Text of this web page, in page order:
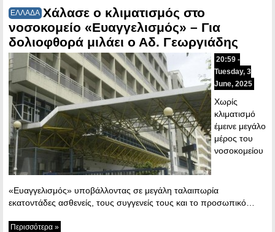
ΕΛΛΑΔΑ Χάλασε ο κλιματισμός στο
νοσοκομείο «Ευαγγελισμός» – Για
δολιοφθορά μιλάει ο Αδ. Γεωργιάδης
20:59 -
Tuesday, 3
June, 2025
Χωρίς
κλιματισμό
έμεινε μεγάλο
μέρος του
νοσοκομείου
«Ευαγγελισμός» υποβάλλοντας σε μεγάλη ταλαιπωρία
εκατοντάδες ασθενείς, τους συγγενείς τους και το προσωπικό…
Περισσότερα »